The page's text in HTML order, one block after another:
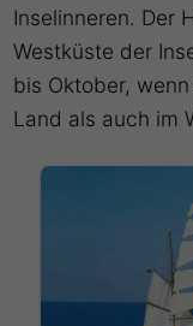
Inselinneren. Der
Westküste der
bis Oktober,
Land als auch im